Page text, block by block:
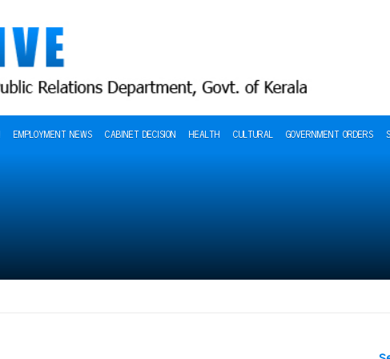
EMPLOYMENT NEWS CABINET DECISION HEALTH CULTURAL GOVERNMENT ORDERS